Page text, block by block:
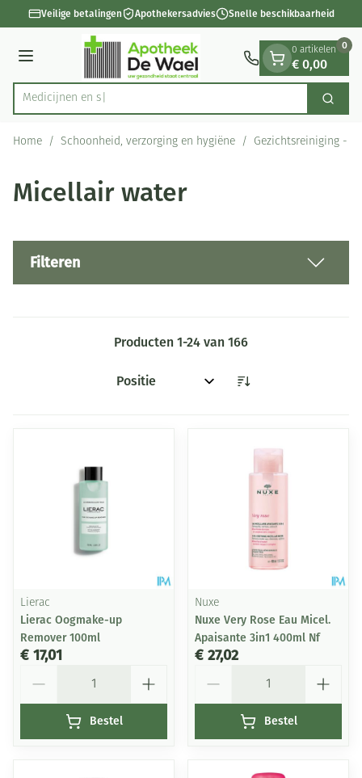
Ga naar de inhoud
1 van 1Veilige betalingen Apothekersadvies Snelle beschikbaarheid
Menu
Product, merk, categorie... Zoek
0 artikelen
€ 0,00
0
Home / Schoonheid, verzorging en hygiëne / Gezichtsreiniging -
Micellair water
Filteren
Producten 1-24 van 166
Sorteer op:
Lierac
Lierac Oogmake-up
Remover 100ml
€ 17,01
Bestel
Nuxe
Nuxe Very Rose Eau Micel.
Apaisante 3in1 400ml Nf
€ 27,02
Bestel